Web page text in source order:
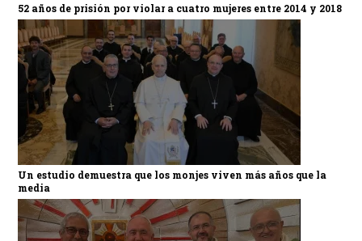
52 años de prisión por violar a cuatro mujeres entre 2014 y 2018
Un estudio demuestra que los monjes viven más años que la
media